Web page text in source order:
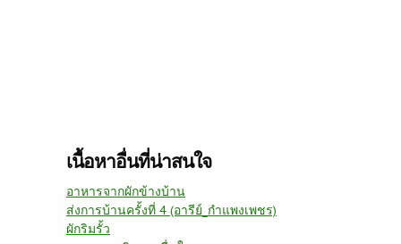
เนื้อหาอื่นที่น่าสนใจ
อาหารจากผักข้างบ้าน
ส่งการบ้านครั้งที่ 4 (อารีย์_กำแพงเพชร)
ผักริมรั้ว